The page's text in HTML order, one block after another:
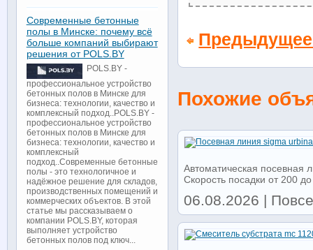
Похожие
Автоматическая посевная
Скорость посадки от 200
06.08.2026 |
Современные бетонные
полы в Минске: почему всё
больше компаний выбирают
решения от POLS.BY
POLS.BY -
профессиональное устройство
бетонных полов в Минске для
бизнеса: технологии, качество и
комплексный подход..POLS.BY -
профессиональное устройство
бетонных полов в Минске для
бизнеса: технологии, качество и
комплексный
подход..Современные бетонные
полы - это технологичное и
надёжное решение для складов,
производственных помещений и
коммерческих объектов. В этой
статье мы рассказываем о
компании POLS.BY, которая
выполняет устройство
бетонных полов под ключ...